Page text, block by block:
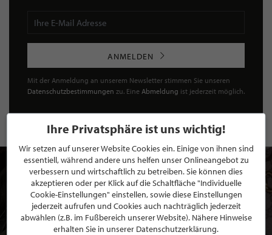
ANMELDEN
Mit der Anmeldung an unserem Newsletter stimmen Sie unseren
Datenschutzbestimmungen zu. Eine Abmeldung ist jederzeit möglich.
Ihre Privatsphäre ist uns wichtig!
Wir setzen auf unserer Website Cookies ein. Einige von ihnen sind
essentiell, während andere uns helfen unser Onlineangebot zu
verbessern und wirtschaftlich zu betreiben. Sie können dies
akzeptieren oder per Klick auf die Schaltfläche "Individuelle
Cookie-Einstellungen" einstellen, sowie diese Einstellungen
jederzeit aufrufen und Cookies auch nachträglich jederzeit
abwählen (z.B. im Fußbereich unserer Website). Nähere Hinweise
erhalten Sie in unserer Datenschutzerklärung.